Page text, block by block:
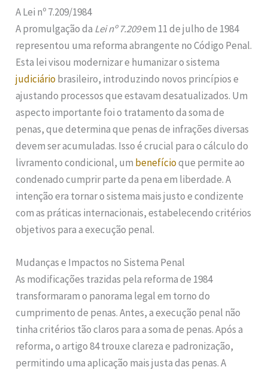
A Lei nº 7.209/1984
A promulgação da Lei nº 7.209em 11 de julho de 1984
representou uma reforma abrangente no Código Penal.
Esta lei visou modernizar e humanizar o sistema
judiciáriobrasileiro, introduzindo novos princípios e
ajustando processos que estavam desatualizados. Um
aspecto importante foi o tratamento da soma de
penas, que determina que penas de infrações diversas
devem ser acumuladas. Isso é crucial para o cálculo do
livramento condicional, um benefícioque permite ao
condenado cumprir parte da pena em liberdade. A
intenção era tornar o sistema mais justo e condizente
com as práticas internacionais, estabelecendo critérios
objetivos para a execução penal.
Mudanças e Impactos no Sistema Penal
As modificações trazidas pela reforma de 1984
transformaram o panorama legal em torno do
cumprimento de penas. Antes, a execução penal não
tinha critérios tão claros para a soma de penas. Após a
reforma, o artigo 84 trouxe clareza e padronização,
permitindo uma aplicação mais justa das penas. A